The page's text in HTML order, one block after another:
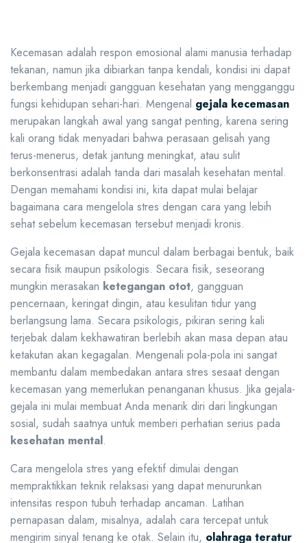
Kecemasan adalah respon emosional alami manusia terhadap
tekanan, namun jika dibiarkan tanpa kendali, kondisi ini dapat
berkembang menjadi gangguan kesehatan yang mengganggu
fungsi kehidupan sehari-hari. Mengenal gejala kecemasan
merupakan langkah awal yang sangat penting, karena sering
kali orang tidak menyadari bahwa perasaan gelisah yang
terus-menerus, detak jantung meningkat, atau sulit
berkonsentrasi adalah tanda dari masalah kesehatan mental.
Dengan memahami kondisi ini, kita dapat mulai belajar
bagaimana cara mengelola stres dengan cara yang lebih
sehat sebelum kecemasan tersebut menjadi kronis.
Gejala kecemasan dapat muncul dalam berbagai bentuk, baik
secara fisik maupun psikologis. Secara fisik, seseorang
mungkin merasakan ketegangan otot, gangguan
pencernaan, keringat dingin, atau kesulitan tidur yang
berlangsung lama. Secara psikologis, pikiran sering kali
terjebak dalam kekhawatiran berlebih akan masa depan atau
ketakutan akan kegagalan. Mengenali pola-pola ini sangat
membantu dalam membedakan antara stres sesaat dengan
kecemasan yang memerlukan penanganan khusus. Jika gejala-
gejala ini mulai membuat Anda menarik diri dari lingkungan
sosial, sudah saatnya untuk memberi perhatian serius pada
kesehatan mental.
Cara mengelola stres yang efektif dimulai dengan
mempraktikkan teknik relaksasi yang dapat menurunkan
intensitas respon tubuh terhadap ancaman. Latihan
pernapasan dalam, misalnya, adalah cara tercepat untuk
mengirim sinyal tenang ke otak. Selain itu, olahraga teratur